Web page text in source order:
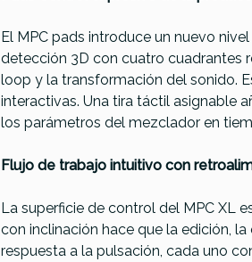
El MPC pads introduce un nuevo
detección 3D con cuatro cuadrantes
loop y la transformación del sonido.
interactivas. Una tira táctil asignable
los parámetros del mezclador en
Flujo de trabajo intuitivo con
La superficie de control del MPC XL
con inclinación hace que la edición,
respuesta a la pulsación, cada uno